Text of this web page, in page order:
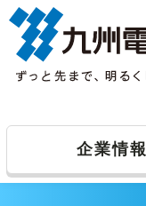
企業情報